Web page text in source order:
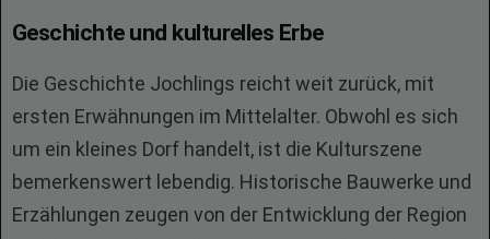
Geschichte und kulturelles Erbe
Die Geschichte Jochlings reicht weit zurück, mit
ersten Erwähnungen im Mittelalter. Obwohl es sich
um ein kleines Dorf handelt, ist die Kulturszene
bemerkenswert lebendig. Historische Bauwerke und
Erzählungen zeugen von der Entwicklung der Region